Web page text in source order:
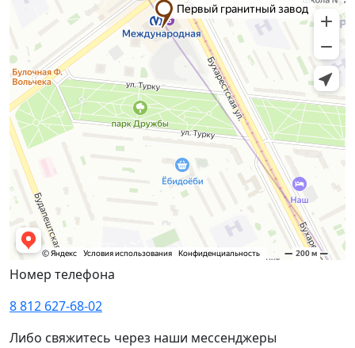
Номер телефона
8 812 627-68-02
Либо свяжитесь через наши мессенджеры